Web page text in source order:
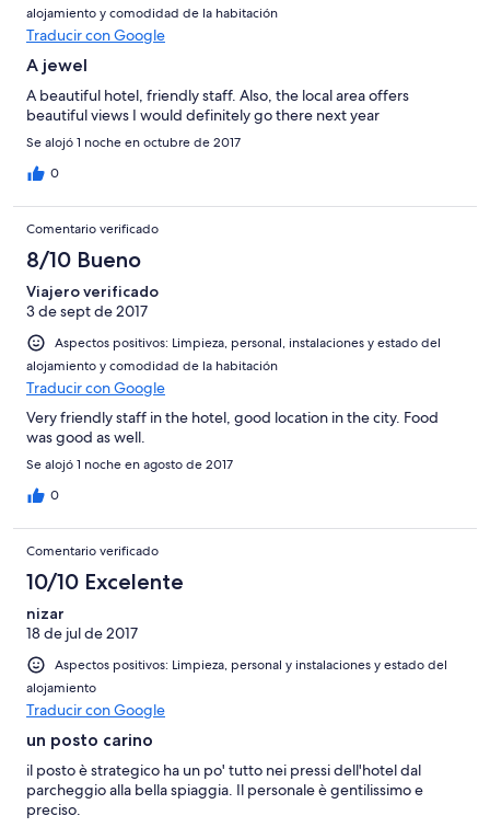
alojamiento y comodidad de la habitación
Traducir con Google
A jewel
A beautiful hotel, friendly staff. Also, the local area offers
beautiful views I would definitely go there next year
Se alojó 1 noche en octubre de 2017
0
Comentario verificado
8/10 Bueno
Viajero verificado
3 de sept de 2017
Aspectos positivos: Limpieza, personal, instalaciones y estado del
alojamiento y comodidad de la habitación
Traducir con Google
Very friendly staff in the hotel, good location in the city. Food
was good as well.
Se alojó 1 noche en agosto de 2017
0
Comentario verificado
10/10 Excelente
nizar
18 de jul de 2017
Aspectos positivos: Limpieza, personal y instalaciones y estado del
alojamiento
Traducir con Google
un posto carino
il posto è strategico ha un po' tutto nei pressi dell'hotel dal
parcheggio alla bella spiaggia. Il personale è gentilissimo e
preciso.